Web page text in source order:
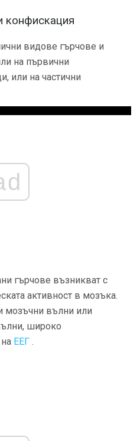
конфискация
видове гърчове и
на първични
или на частични
гърчове възникват с
активност в мозъка.
мозъчни вълни или
широко
ЕЕГ .